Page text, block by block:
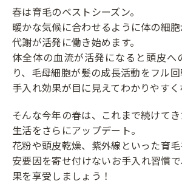
春は育毛のベストシーズン。
暖かな気候に合わせるように体の細
代謝が活発に働き始めます。
体全体の血流が活発になると頭皮へ
り、毛母細胞が髪の成長活動をフル
手入れ効果が目に見えてわかりやすく
そんな今年の春は、これまで続けて
生活をさらにアップデート。
花粉や頭皮乾燥、紫外線といった育
安要因を寄せ付けないお手入れ習慣
果を享受しましょう！